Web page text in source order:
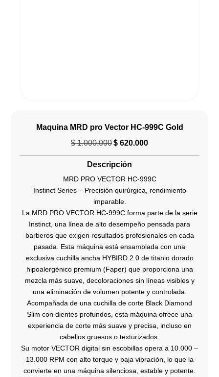
Maquina MRD pro Vector HC‑999C Gold
$1.000.000 El
original
era:
$ 1.000.000.
$ 620.000El
es:
$ 620.000.
Descripción
MRD PRO VECTOR HC‑999C
Instinct Series – Precisión quirúrgica, rendimiento
imparable.
La MRD PRO VECTOR HC‑999C forma parte de la serie
Instinct, una línea de alto desempeño pensada para
barberos que exigen resultados profesionales en cada
pasada. Esta máquina está ensamblada con una
exclusiva cuchilla ancha HYBIRD 2.0 de titanio dorado
hipoalergénico premium (Faper) que proporciona una
mezcla más suave, decoloraciones sin líneas visibles y
una eliminación de volumen potente y controlada.
Acompañada de una cuchilla de corte Black Diamond
Slim con dientes profundos, esta máquina ofrece una
experiencia de corte más suave y precisa, incluso en
cabellos gruesos o texturizados.
Su motor VECTOR digital sin escobillas opera a 10.000 –
13.000 RPM con alto torque y baja vibración, lo que la
convierte en una máquina silenciosa, estable y potente.